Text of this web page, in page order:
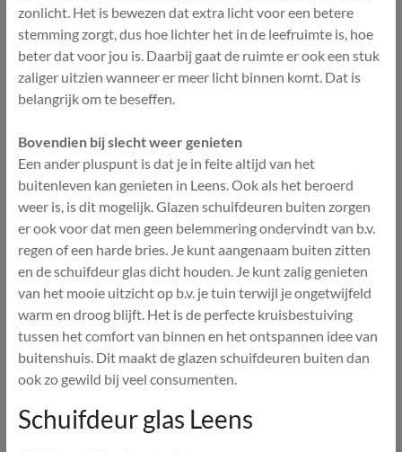
zonlicht. Het is bewezen dat extra licht voor een betere
stemming zorgt, dus hoe lichter het in de leefruimte is, hoe
beter dat voor jou is. Daarbij gaat de ruimte er ook een stuk
zaliger uitzien wanneer er meer licht binnen komt. Dat is
belangrijk om te beseffen.
Bovendien bij slecht weer genieten
Een ander pluspunt is dat je in feite altijd van het
buitenleven kan genieten in Leens. Ook als het beroerd
weer is, is dit mogelijk. Glazen schuifdeuren buiten zorgen
er ook voor dat men geen belemmering ondervindt van b.v.
regen of een harde bries. Je kunt aangenaam buiten zitten
en de schuifdeur glas dicht houden. Je kunt zalig genieten
van het mooie uitzicht op b.v. je tuin terwijl je ongetwijfeld
warm en droog blijft. Het is de perfecte kruisbestuiving
tussen het comfort van binnen en het ontspannen idee van
buitenshuis. Dit maakt de glazen schuifdeuren buiten dan
ook zo gewild bij veel consumenten.
Schuifdeur glas Leens